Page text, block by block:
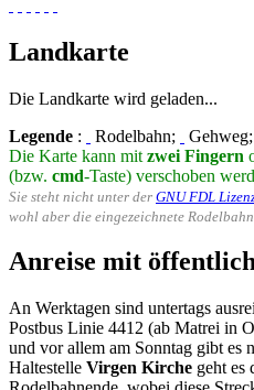
Landkarte
Die Landkarte wird geladen...
Legende : Rodelbahn; Gehweg;
Die Karte kann mit zwei Fingern
(bzw. cmd-Taste) verschoben
Sie steht nicht unter der GNU FDL
wohl aber die eingezeichnete Rodelbahn.
Anreise mit
An Werktagen sind untertags
Postbus Linie 4412 (ab Matrei in
und vor allem am Sonntag gibt es
Haltestelle Virgen Kirche geht es